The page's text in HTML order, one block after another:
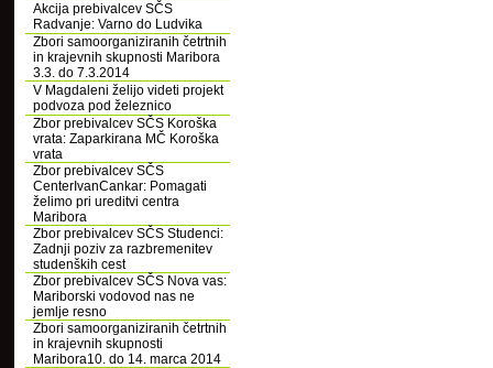
Akcija prebivalcev SČS
Radvanje: Varno do Ludvika
Zbori samoorganiziranih četrtnih
in krajevnih skupnosti Maribora
3.3. do 7.3.2014
V Magdaleni želijo videti projekt
podvoza pod železnico
Zbor prebivalcev SČS Koroška
vrata: Zaparkirana MČ Koroška
vrata
Zbor prebivalcev SČS
CenterIvanCankar: Pomagati
želimo pri ureditvi centra
Maribora
Zbor prebivalcev SČS Studenci:
Zadnji poziv za razbremenitev
studenških cest
Zbor prebivalcev SČS Nova vas:
Mariborski vodovod nas ne
jemlje resno
Zbori samoorganiziranih četrtnih
in krajevnih skupnosti
Maribora10. do 14. marca 2014